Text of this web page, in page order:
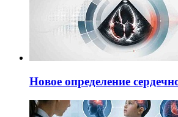
Новое определение